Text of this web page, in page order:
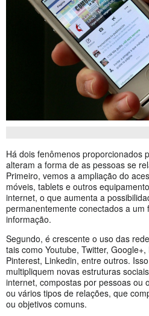
Há dois fenômenos proporcionados
alteram a forma de as pessoas se
Primeiro, vemos a ampliação do
móveis, tablets e outros
internet, o que aumenta a
permanentemente conectados a um
informação.
Segundo, é crescente o uso das
tais como Youtube, Twitter,
Pinterest, Linkedin, entre outros.
multipliquem novas estruturas
internet, compostas por pessoas ou
ou vários tipos de relações, que
ou objetivos comuns.